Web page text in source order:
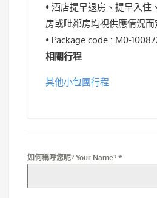
• 酒店提早退房、提早入住
房或毗鄰房均視供應情況
• Package code : M0-
相關行程
其他小包團行程
如何稱呼您呢? Your Name? *